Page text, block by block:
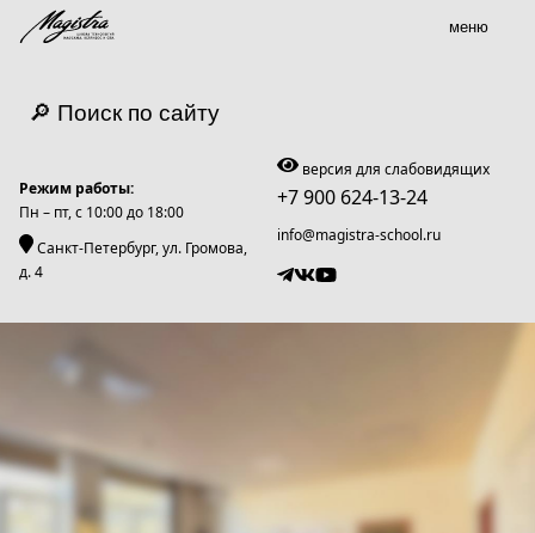
🔎 Поиск по сайту
Режим работы:
Пн – пт, c 10:00 до 18:00
Санкт-Петербург, ул. Громова,
д. 4
версия для слабовидящих
+7 900 624-13-24
info@magistra-school.ru
меню